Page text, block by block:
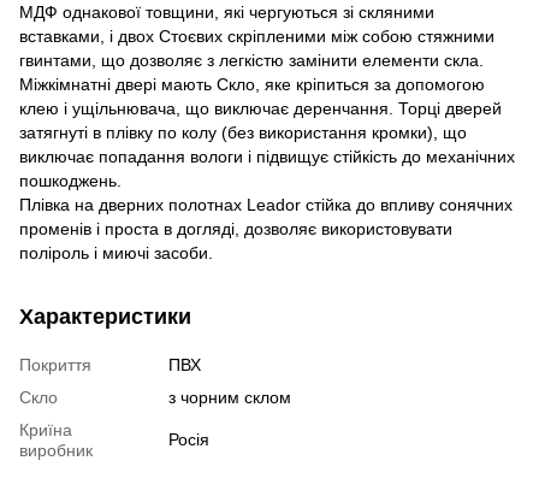
МДФ однакової товщини, які чергуються зі скляними
вставками, і двох Стоєвих скріпленими між собою стяжними
гвинтами, що дозволяє з легкістю замінити елементи скла.
Міжкімнатні двері мають Скло, яке кріпиться за допомогою
клею і ущільнювача, що виключає деренчання. Торці дверей
затягнуті в плівку по колу (без використання кромки), що
виключає попадання вологи і підвищує стійкість до механічних
пошкоджень.
Плівка на дверних полотнах Leador стійка до впливу сонячних
променів і проста в догляді, дозволяє використовувати
поліроль і миючі засоби.
Характеристики
Покриття
ПВХ
Скло
з чорним склом
Криїна
виробник
Росія